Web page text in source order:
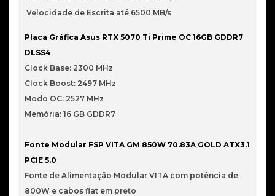
Velocidade de Escrita até 6500 MB/s
Placa Gráfica Asus RTX 5070 Ti Prime OC 16GB GDDR7
DLSS4
Clock Base: 2300 MHz
Clock Boost: 2497 MHz
Modo OC: 2527 MHz
Memória: 16 GB GDDR7
Fonte Modular FSP VITA GM 850W 70.83A GOLD ATX3.1
PCIE 5.0
Fonte de Alimentação Modular VITA com potência de
800W e cabos flat em preto